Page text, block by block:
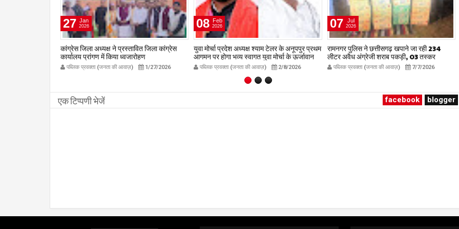
27 Jan
2026
कांग्रेस जिला अध्यक्ष ने प्रस्तावित जिला कांग्रेस
कार्यालय प्रांगण में किया ध्वजारोहण
publicpravakta.com
पब्लिक प्रवक्ता (जनता की आवाज़) 1/27/2026
08 Feb
2026
युवा मोर्चा प्रदेश अध्यक्ष श्याम टेलर के अनूपपुर प्रथम
आगमन पर होगा भव्य स्वागत युवा मोर्चा के ऊर्जावान
जिला मंत्री प्रदीप मिश्रा ने सभी युवाओं से सहभागिता
की अपील publicpravakta.com
पब्लिक प्रवक्ता (जनता की आवाज़) 2/8/2026
07 Jul
2026
रामनगर पुलिस ने छत्तीसगढ़ खपाने जा रही 234
लीटर अवैध अंग्रेजी शराब पकड़ी, 03 तस्कर
गिरफ्तार, लग्ज़री इनोवा जब्त
publicpravakta.com
पब्लिक प्रवक्ता (जनता की आवाज़) 7/7/2026
एक टिप्पणी भेजें facebook blogger